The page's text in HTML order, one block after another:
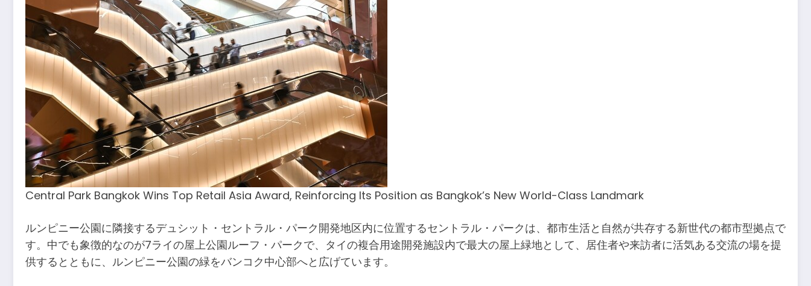
Central Park Bangkok Wins Top Retail Asia Award, Reinforcing Its Position as Bangkok’s New World-Class Landmark
ルンピニー公園に隣接するデュシット・セントラル・パーク開発地区内に位置するセントラル・パークは、都市生活と自然が共存する新世代の都市型拠点で
す。中でも象徴的なのが7ライの屋上公園ルーフ・パークで、タイの複合用途開発施設内で最大の屋上緑地として、居住者や来訪者に活気ある交流の場を提
供するとともに、ルンピニー公園の緑をバンコク中心部へと広げています。